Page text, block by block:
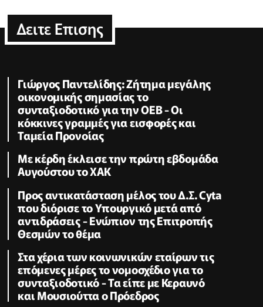
Δειτε Επισης
Γιώργος Παντελίδης: Ζήτημα μεγάλης
οικονομικής σημασίας το
συνταξιοδοτικό για την ΟΕΒ - Οι
κόκκινες γραμμές για εισφορές και
Ταμεία Προνοίας
Με κέρδη έκλεισε την πρώτη εβδομάδα
Αυγούστου το ΧΑΚ
Προς αντικατάσταση μέλος του Δ.Σ. Cyta
που διόρισε το Υπουργικό μετά από
αντιδράσεις - Ενώπιον της Επιτροπής
Θεσμών το θέμα
Στα χέρια των κοινωνικών εταίρων τις
επόμενες μέρες το νομοσχέδιο για το
συνταξιοδοτικό - Τα είπε με Κεραυνό
και Μουσιούττα ο Πρόεδρος